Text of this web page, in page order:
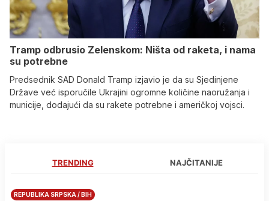
Tramp odbrusio Zelenskom: Ništa od raketa, i nama
su potrebne
Predsednik SAD Donald Tramp izjavio je da su Sjedinjene
Države već isporučile Ukrajini ogromne količine naoružanja i
municije, dodajući da su rakete potrebne i američkoj vojsci.
TRENDING NAJČITANIJE
REPUBLIKA SRPSKA / BIH